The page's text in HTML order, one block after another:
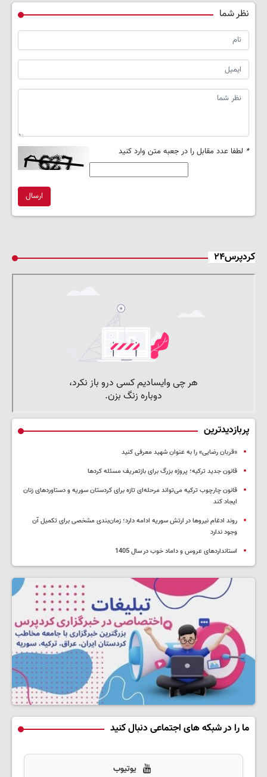
نظر شما
* لطفا عدد مقابل را در جعبه متن وارد کنید
ارسال
کردپرس۲۴
پربازدیدترین
«قربان رضایی» را به عنوان شهید معرفی کنید
قانون جدید ترکیه؛ پروژه بزرگ‌ برای بازتعریف مسئله کردها
قانون چارچوب ترکیه می‌تواند مرحله‌ای تازه برای کردستان سوریه و دستاوردهای زنان
ایجاد کند
روند ادغام نیروها در ارتش سوریه ادامه دارد؛ زمان‌بندی مشخصی برای تکمیل آن
وجود ندارد
استانداردهای عروس و داماد خوب در سال 1405
ما را در شبکه های اجتماعی دنبال کنید
یوتیوب